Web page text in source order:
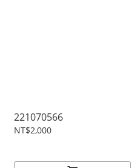
221070566
NT$2,000